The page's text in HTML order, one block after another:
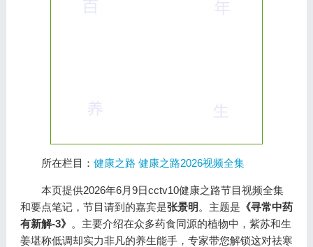
所在栏目： 健康之路 健康之路2026视频全集
本页提供2026年6月9日cctv10健康之路节目视频全集
和要点笔记，节目请到的嘉宾是张景明 。主题是 《寻常中药
有新解-3》 。主要介绍在众多药食同源的植物中，紫苏和生
姜堪称低调却实力非凡的养生能手，专家带您解锁这对祛寒